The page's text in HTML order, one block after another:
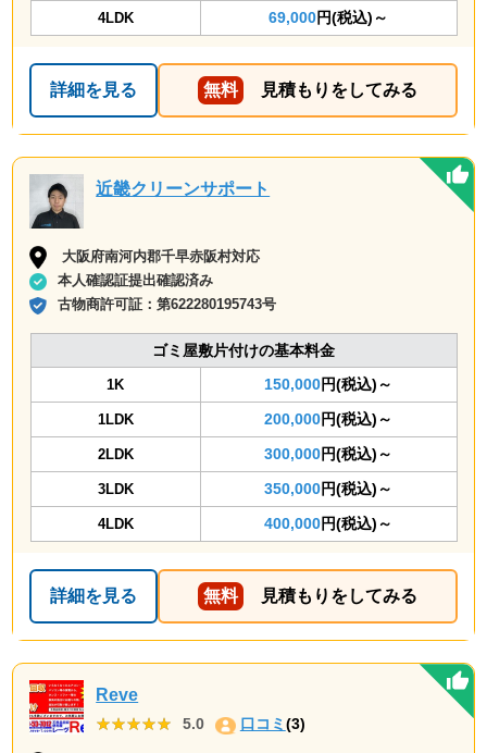
4LDK 69,000円(税込)～
詳細を見る 無料 見積もりをしてみる
近畿クリーンサポート
大阪府南河内郡千早赤阪村対応
本人確認証提出確認済み
古物商許可証：第622280195743号
ゴミ屋敷片付けの基本料金
1K 150,000円(税込)～
1LDK 200,000円(税込)～
2LDK 300,000円(税込)～
3LDK 350,000円(税込)～
4LDK 400,000円(税込)～
詳細を見る 無料 見積もりをしてみる
Reve
★★★★★
★★★★★ 5.0 口コミ(3)